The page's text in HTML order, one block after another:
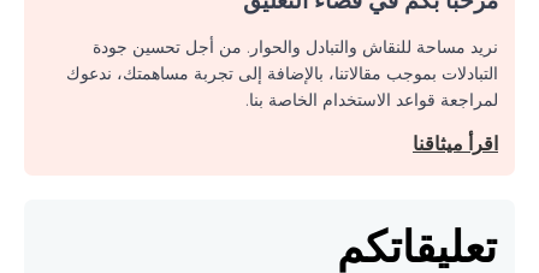
نريد مساحة للنقاش والتبادل والحوار. من أجل تحسين جودة
التبادلات بموجب مقالاتنا، بالإضافة إلى تجربة مساهمتك، ندعوك
لمراجعة قواعد الاستخدام الخاصة بنا.
اقرأ ميثاقنا
تعليقاتكم